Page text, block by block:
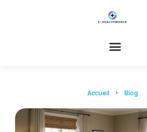
Accueil Blog